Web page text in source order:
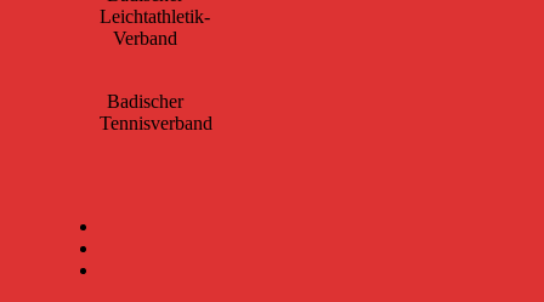
Leichtathletik-
Verband
Badischer
Tennisverband